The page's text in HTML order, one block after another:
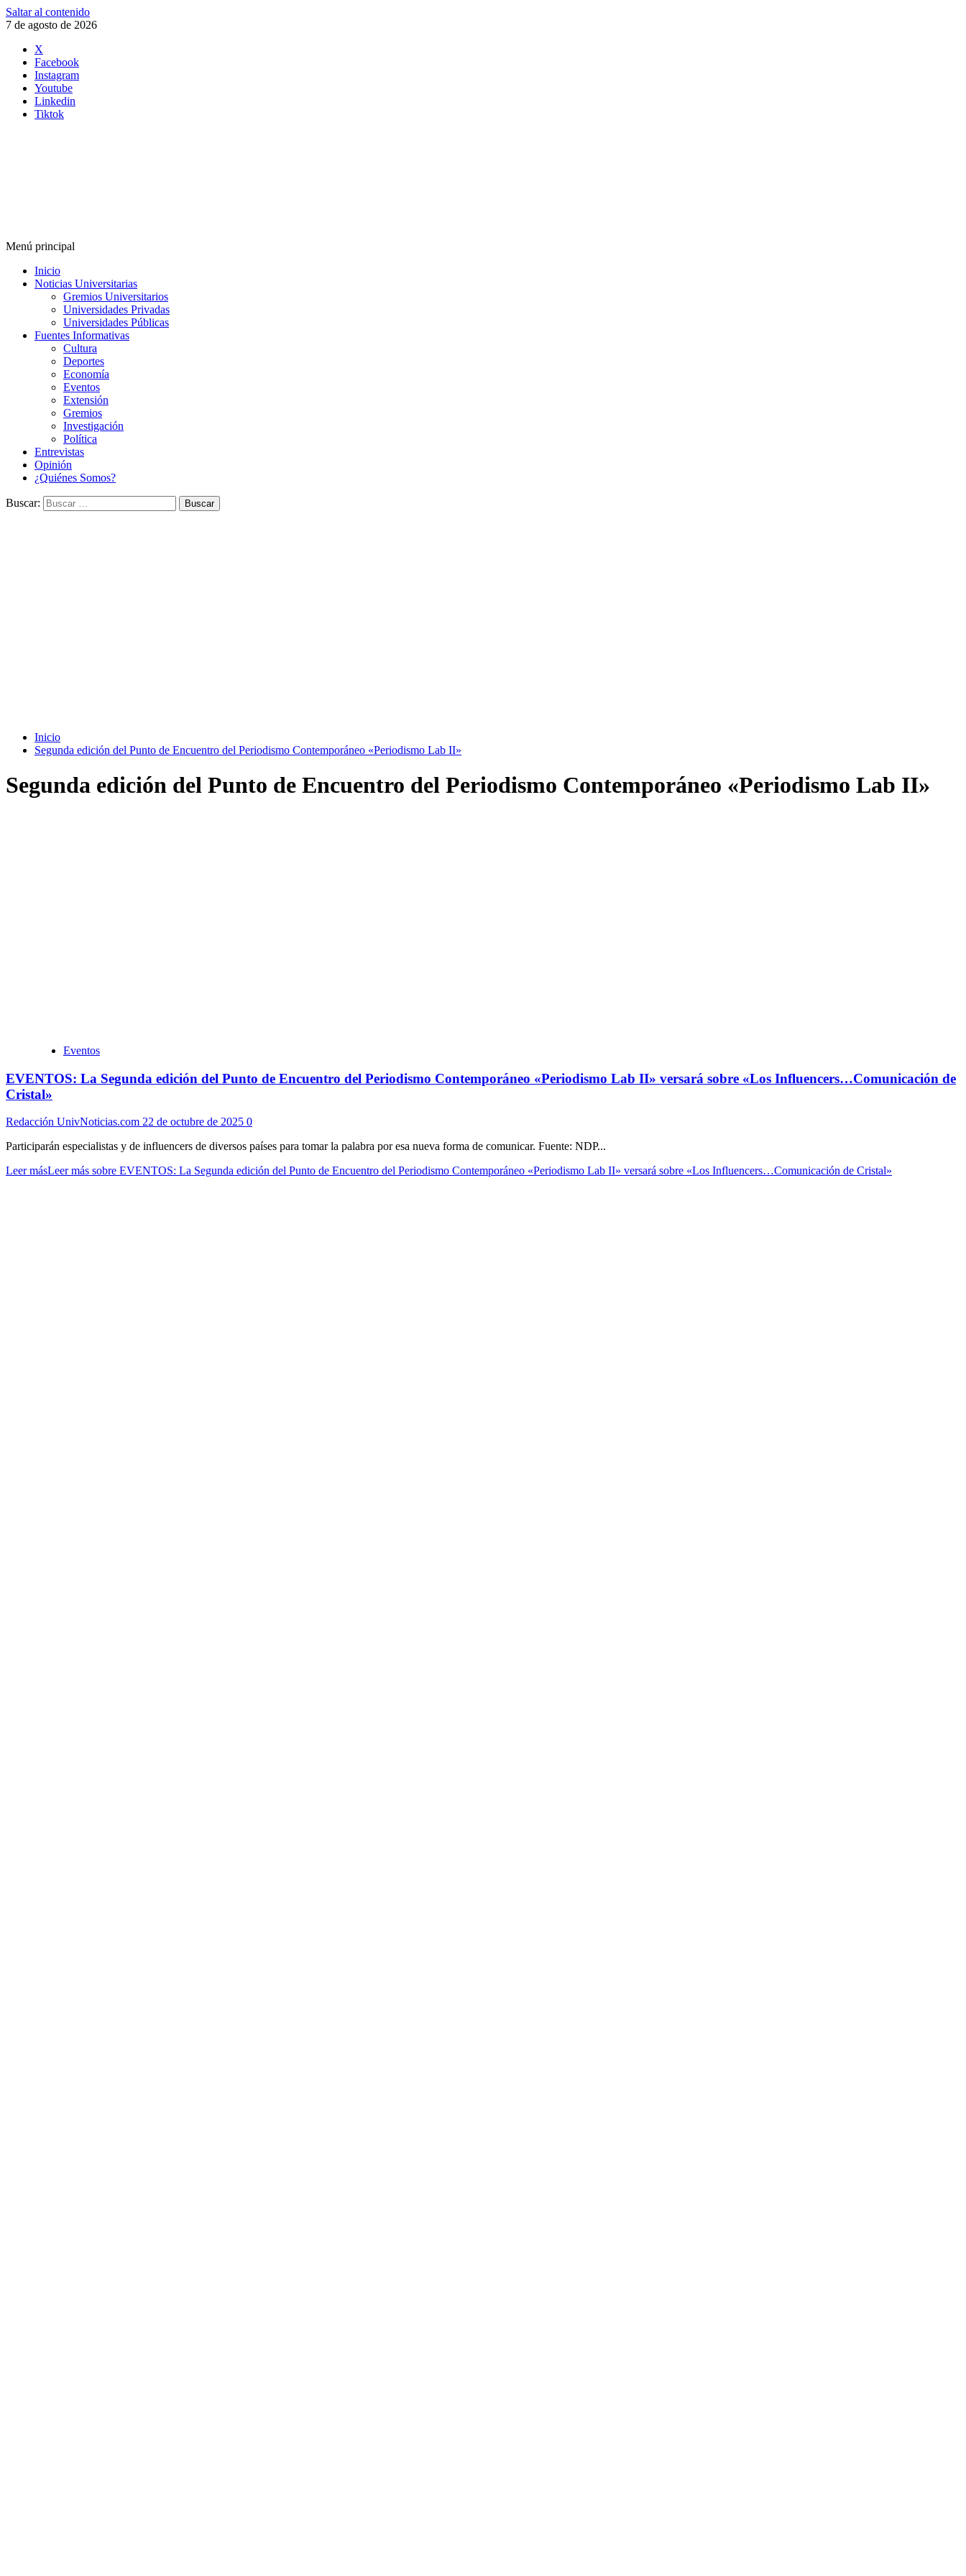
Saltar al contenido
7 de agosto de 2026
X
Facebook
Instagram
Youtube
Linkedin
Tiktok
Menú principal
Inicio
Noticias Universitarias
Gremios Universitarios
Universidades Privadas
Universidades Públicas
Fuentes Informativas
Cultura
Deportes
Economía
Eventos
Extensión
Gremios
Investigación
Política
Entrevistas
Opinión
¿Quiénes Somos?
Buscar:
Inicio
Segunda edición del Punto de Encuentro del Periodismo Contemporáneo «Periodismo Lab II»
Segunda edición del Punto de Encuentro del Periodismo Contemporáneo «Periodismo Lab II»
Eventos
EVENTOS: La Segunda edición del Punto de Encuentro del Periodismo Contemporáneo «Periodismo Lab II» versará sobre «Los Influencers…Comunicación de
Cristal»
Redacción UnivNoticias.com 22 de octubre de 2025 0
Participarán especialistas y de influencers de diversos países para tomar la palabra por esa nueva forma de comunicar. Fuente: NDP...
Leer másLeer más sobre EVENTOS: La Segunda edición del Punto de Encuentro del Periodismo Contemporáneo «Periodismo Lab II» versará sobre «Los Influencers…Comunicación de Cristal»